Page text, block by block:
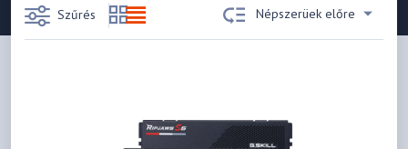
Szűrés Népszerüek előre